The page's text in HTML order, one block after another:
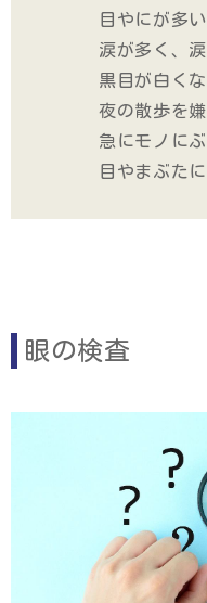
目やにが多い
涙が多く、
黒目が白く
夜の散歩を
急にモノに
目やまぶた
眼の検査